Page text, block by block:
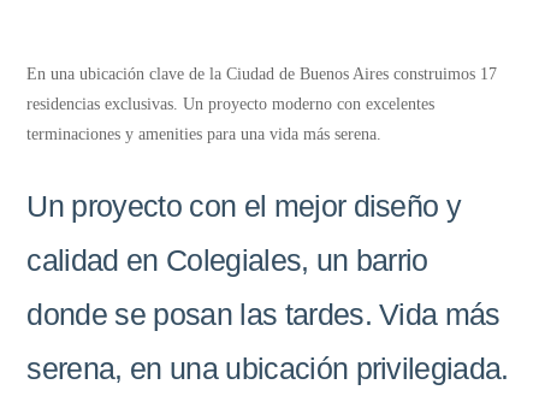
En una ubicación clave de la Ciudad de Buenos Aires construimos 17
residencias exclusivas. Un proyecto moderno con excelentes
terminaciones y amenities para una vida más serena.
Un proyecto con el mejor diseño y
calidad en Colegiales, un barrio
donde se posan las tardes. Vida más
serena, en una ubicación privilegiada.